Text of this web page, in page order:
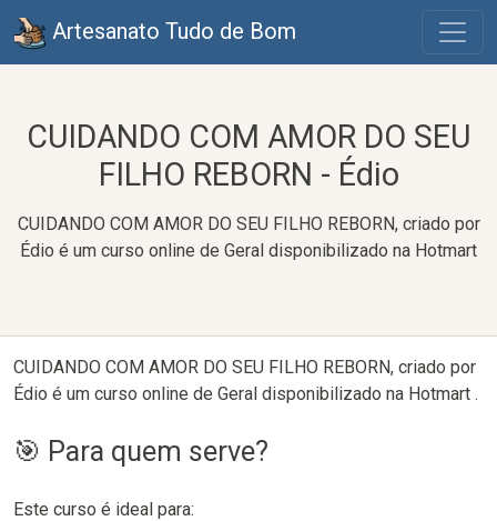
Artesanato Tudo de Bom
CUIDANDO COM AMOR DO SEU
FILHO REBORN - Édio
CUIDANDO COM AMOR DO SEU FILHO REBORN, criado por
Édio é um curso online de Geral disponibilizado na Hotmart
CUIDANDO COM AMOR DO SEU FILHO REBORN, criado por
Édio é um curso online de Geral disponibilizado na Hotmart .
🎯 Para quem serve?
Este curso é ideal para: